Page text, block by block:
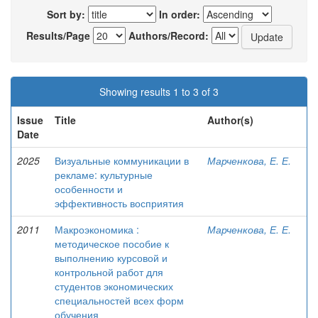
Sort by:
In order:
Results/Page
Authors/Record:
Showing results 1 to 3 of 3
Issue
Date
Title Author(s)
2025
Визуальные коммуникации в
рекламе: культурные
особенности и
эффективность восприятия
Марченкова, Е. Е.
2011
Макроэкономика :
методическое пособие к
выполнению курсовой и
контрольной работ для
студентов экономических
специальностей всех форм
обучения
Марченкова, Е. Е.